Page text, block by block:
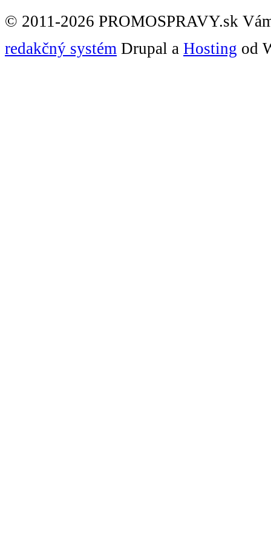
© 2011-2026 PROMOSPRAVY.sk
redakčný systém Drupal a Hosting od